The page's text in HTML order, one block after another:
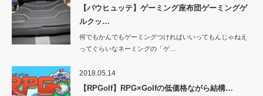
【バウヒュッテ】ゲーミング座布団ゲーミングゲ
ルクッ…
何でもかんでもゲーミングつければいいってもんじゃねえ
ってぐらいなネーミングの「ゲ…
2018.05.14
【RPGolf】RPG×Golfの低価格ながら結構…